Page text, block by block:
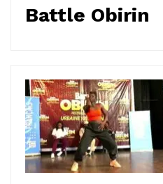
Battle Obirin